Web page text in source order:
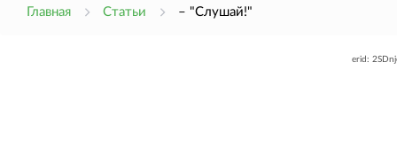
Главная Статьи – "Слушай!"
erid: